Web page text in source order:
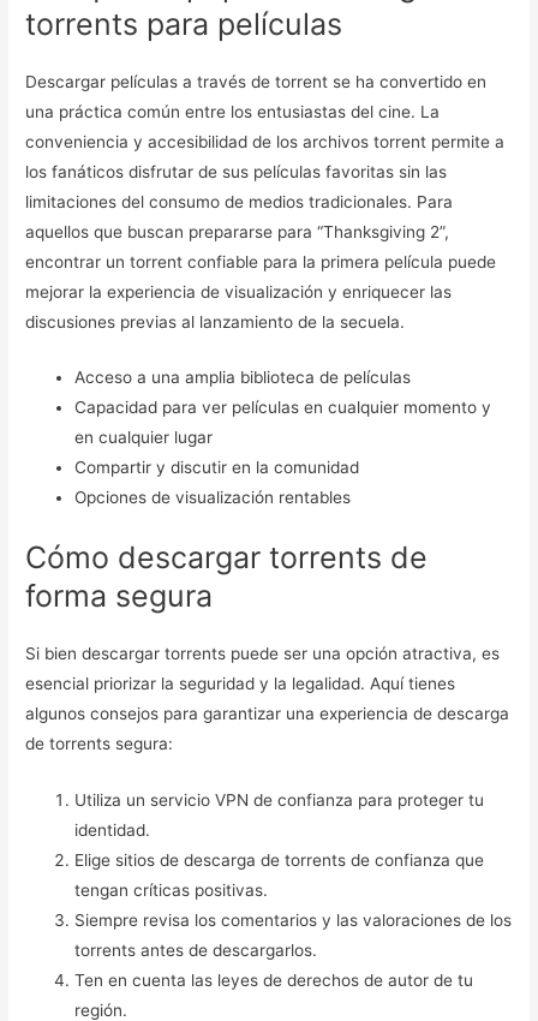
torrents para películas
Descargar películas a través de torrent se ha convertido en
una práctica común entre los entusiastas del cine. La
conveniencia y accesibilidad de los archivos torrent permite a
los fanáticos disfrutar de sus películas favoritas sin las
limitaciones del consumo de medios tradicionales. Para
aquellos que buscan prepararse para “Thanksgiving 2”,
encontrar un torrent confiable para la primera película puede
mejorar la experiencia de visualización y enriquecer las
discusiones previas al lanzamiento de la secuela.
Acceso a una amplia biblioteca de películas
Capacidad para ver películas en cualquier momento y
en cualquier lugar
Compartir y discutir en la comunidad
Opciones de visualización rentables
Cómo descargar torrents de
forma segura
Si bien descargar torrents puede ser una opción atractiva, es
esencial priorizar la seguridad y la legalidad. Aquí tienes
algunos consejos para garantizar una experiencia de descarga
de torrents segura:
Utiliza un servicio VPN de confianza para proteger tu
identidad.
Elige sitios de descarga de torrents de confianza que
tengan críticas positivas.
Siempre revisa los comentarios y las valoraciones de los
torrents antes de descargarlos.
Ten en cuenta las leyes de derechos de autor de tu
región.